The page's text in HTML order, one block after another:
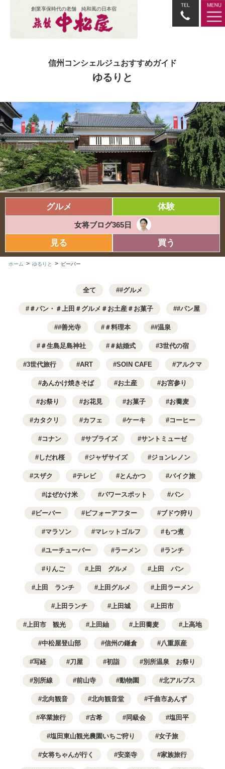
創業享保時代の老舗 純和風の日本宿
信州コンシェルジュおすすめガイド
ゆるりと
グルメ 体験
女将ブログ365日
見る 買う
ホーム > ゆるりと > ビーバー
全て #グルメ
＃パン・＃上田＃グルメ＃お土産＃お菓子 #パン屋
#善光寺 ＃料理本 #温泉
＃生島足島神社 ＃結婚式 3世代の宿
3世代旅行 ART SOIN CAFE アルクマ
あんかけ焼きそば お土産 お宮参り
お祭り お花見 お菓子 お蕎麦
カタクリ カフェ ケーキ コーヒー
コナン サプライズ サントミューゼ
しだれ桜 ジャザサイズ ジョンレノン
スザク テレビ とんかつ バイク旅
はぜかけ米 パワースポット パン
ビーバー ビフォーアフター ブドウ狩り
マラソン マレットゴルフ もつ煮
ユーチューバー ラーメン ランチ
りんご 上田 グルメ 上田 パン
上田 ランチ 上田グルメ 上田ラーメン
上田ランチ 上田城 上田市
上田市 観光 上田紬 上田蕎麦 上高地
中松屋登山部 信州の鎌倉 八重原産
写経 刀屋 初詣 別所温泉 お祭り
別所線 前山寺 動物園 北アルプス
北向観音 北向観音堂 千曲市あんず
卒業旅行 古希 同級会 塩田平
塩田東山観光農園いちご狩り 女子旅
女将ちゃんが行く 安楽寺 家族旅行